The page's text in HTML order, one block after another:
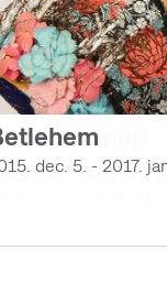
dec. 5. - 2017.